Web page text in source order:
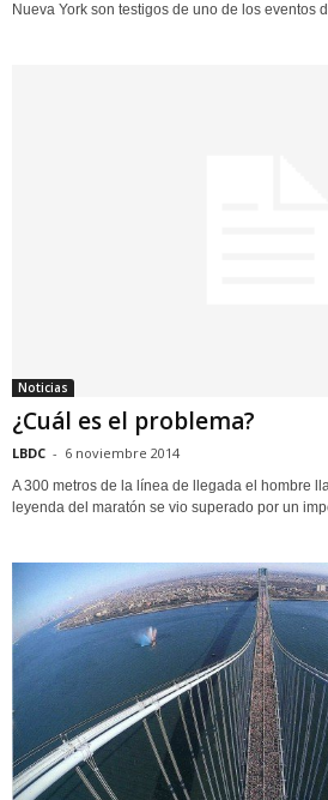
Nueva York son testigos de uno de los eventos
Noticias
¿Cuál es el problema?
LBDC - 6 noviembre 2014
A 300 metros de la línea de llegada el hombre
leyenda del maratón se vio superado por un